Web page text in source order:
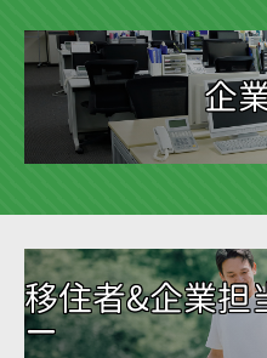
企
移住者&企業担
ー